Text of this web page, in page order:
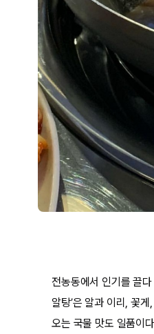
전농동에서 인기를 끌
알탕’은 알과 이리, 꽃
오는 국물 맛도 일품이